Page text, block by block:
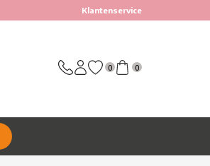
Klantenservice
0 0